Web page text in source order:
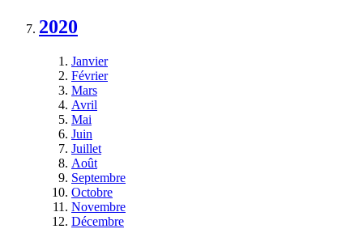
2020
Janvier
Février
Mars
Avril
Mai
Juin
Juillet
Août
Septembre
Octobre
Novembre
Décembre